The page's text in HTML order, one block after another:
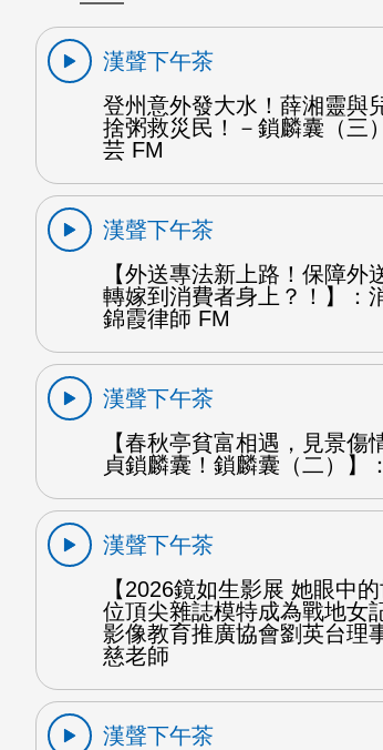
漢聲下午茶
登州意外發大水！薛湘靈
捨粥救災民！－鎖麟囊（三
芸 FM
漢聲下午茶
【外送專法新上路！保障外
轉嫁到消費者身上？！】：
錦霞律師 FM
漢聲下午茶
【春秋亭貧富相遇，見景傷
貞鎖麟囊！鎖麟囊（二）】
漢聲下午茶
【2026鏡如生影展 她眼中
位頂尖雜誌模特成為戰地女
影像教育推廣協會劉英台理
慈老師
漢聲下午茶